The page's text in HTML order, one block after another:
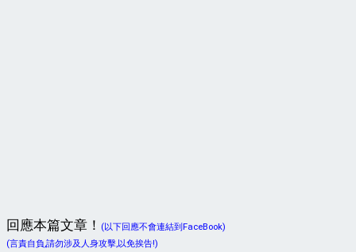
回應本篇文章！
(以下回應不會連結到FaceBook)
(言責自負,請勿涉及人身攻擊,以免挨告!)